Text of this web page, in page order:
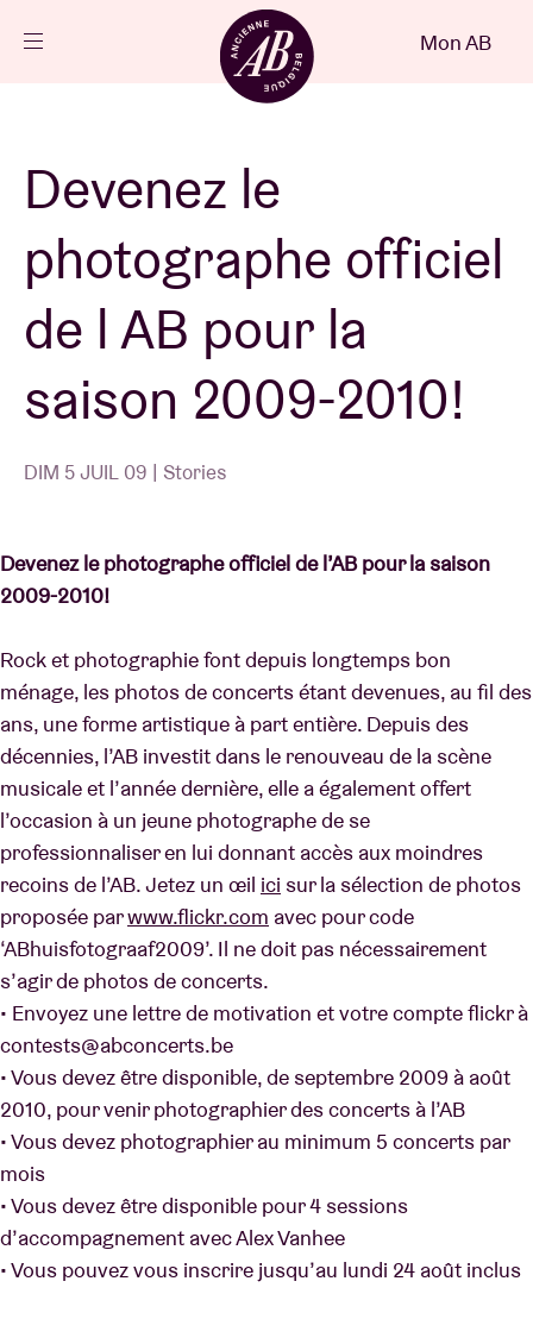
FR
Projets
Actualités
Infos visiteurs
AB ❤ you
BRDCST
ABtv
Chèque-concert
À propos de l'AB
Contact
Mon AB
Devenez le
photographe officiel
de l AB pour la
saison 2009-2010!
DIM 5 JUIL 09 | Stories
Devenez le photographe officiel de l’AB pour la saison
2009-2010!
Rock et photographie font depuis longtemps bon
ménage, les photos de concerts étant devenues, au fil des
ans, une forme artistique à part entière. Depuis des
décennies, l’AB investit dans le renouveau de la scène
musicale et l’année dernière, elle a également offert
l’occasion à un jeune photographe de se
professionnaliser en lui donnant accès aux moindres
recoins de l’AB. Jetez un œil ici sur la sélection de photos
proposée parwww.flickr.com avec pour code
‘ABhuisfotograaf2009’. Il ne doit pas nécessairement
s’agir de photos de concerts.
• Envoyez une lettre de motivation et votre compte flickr à
contests@abconcerts.be
• Vous devez être disponible, de septembre 2009 à août
2010, pour venir photographier des concerts à l’AB
• Vous devez photographier au minimum 5 concerts par
mois
• Vous devez être disponible pour 4 sessions
d’accompagnement avec Alex Vanhee
• Vous pouvez vous inscrire jusqu’au lundi 24 août inclus